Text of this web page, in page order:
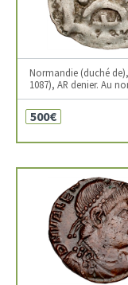
Normandie (duché
1087), AR denier. Au
500€